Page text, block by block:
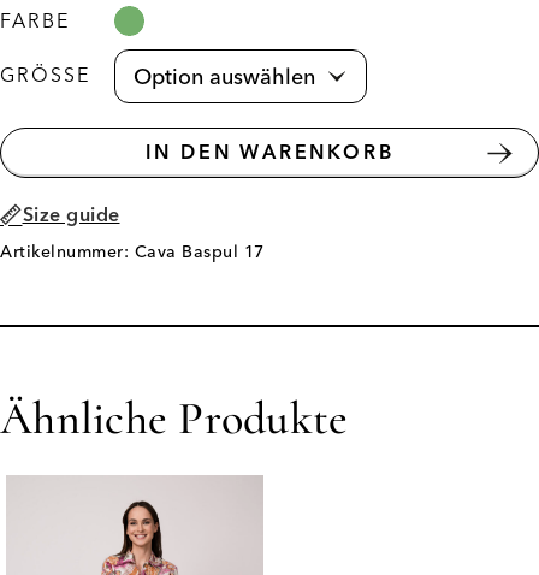
FARBE
GRÖSSE
IN DEN WARENKORB
Size guide
Artikelnummer: Cava Baspul 17
Ähnliche Produkte